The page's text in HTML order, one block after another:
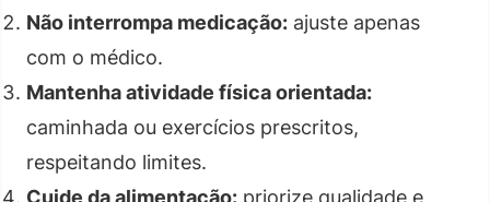
Não interrompa medicação: ajuste apenas
com o médico.
Mantenha atividade física orientada:
caminhada ou exercícios prescritos,
respeitando limites.
Cuide da alimentação: priorize qualidade e